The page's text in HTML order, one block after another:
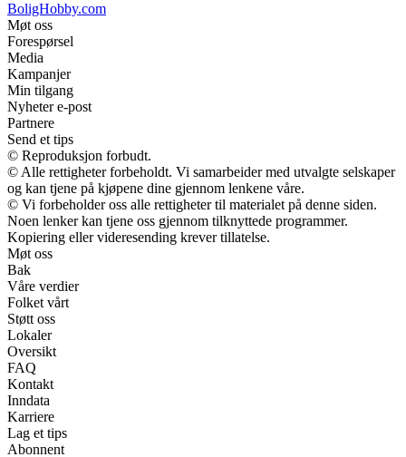
BoligHobby.com
Møt oss
Forespørsel
Media
Kampanjer
Min tilgang
Nyheter e-post
Partnere
Send et tips
© Reproduksjon forbudt.
© Alle rettigheter forbeholdt. Vi samarbeider med utvalgte selskaper
og kan tjene på kjøpene dine gjennom lenkene våre.
© Vi forbeholder oss alle rettigheter til materialet på denne siden.
Noen lenker kan tjene oss gjennom tilknyttede programmer.
Kopiering eller videresending krever tillatelse.
Møt oss
Bak
Våre verdier
Folket vårt
Støtt oss
Lokaler
Oversikt
FAQ
Kontakt
Inndata
Karriere
Lag et tips
Abonnent